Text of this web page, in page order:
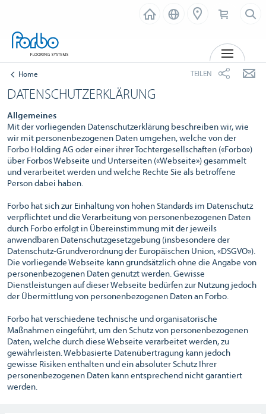
Home TEILEN
DATENSCHUTZERKLÄRUNG
Allgemeines
Mit der vorliegenden Datenschutzerklärung beschreiben wir, wie
wir mit personenbezogenen Daten umgehen, welche von der
Forbo Holding AG oder einer ihrer Tochtergesellschaften («Forbo»)
über Forbos Webseite und Unterseiten («Webseite») gesammelt
und verarbeitet werden und welche Rechte Sie als betroffene
Person dabei haben.
Forbo hat sich zur Einhaltung von hohen Standards im Datenschutz
verpflichtet und die Verarbeitung von personenbezogenen Daten
durch Forbo erfolgt in Übereinstimmung mit der jeweils
anwendbaren Datenschutzgesetzgebung (insbesondere der
Datenschutz-Grundverordnung der Europäischen Union, «DSGVO»).
Die vorliegende Webseite kann grundsätzlich ohne die Angabe von
personenbezogenen Daten genutzt werden. Gewisse
Dienstleistungen auf dieser Webseite bedürfen zur Nutzung jedoch
der Übermittlung von personenbezogenen Daten an Forbo.
Forbo hat verschiedene technische und organisatorische
Maßnahmen eingeführt, um den Schutz von personenbezogenen
Daten, welche durch diese Webseite verarbeitet werden, zu
gewährleisten. Webbasierte Datenübertragung kann jedoch
gewisse Risiken enthalten und ein absoluter Schutz Ihrer
personenbezogenen Daten kann entsprechend nicht garantiert
werden.